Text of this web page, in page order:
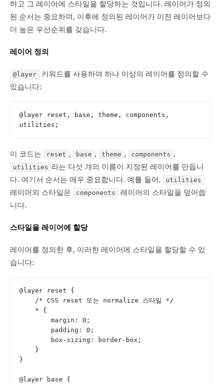
하고 그 레이어에 스타일을 할당하는 것입니다. 레이어가 정의
된 순서는 중요하며, 이후에 정의된 레이어가 이전 레이어보다
더 높은 우선순위를 갖습니다.
레이어 정의
@layer
키워드를 사용하여 하나 이상의 레이어를 정의할 수
있습니다:
@layer reset, base, theme, components,
utilities;
이 코드는 reset , base , theme , components ,
utilities 라는 다섯 개의 이름이 지정된 레이어를 만듭니
다. 여기서 순서는 매우 중요합니다. 예를 들어,
utilities
레이어의 스타일은 components
레이어의 스타일을 덮어씁
니다.
스타일을 레이어에 할당
레이어를 정의한 후, 이러한 레이어에 스타일을 할당할 수 있
습니다:
@layer reset {
    /* CSS reset 또는 normalize 스타일 */
    * {
        margin: 0;
        padding: 0;
        box-sizing: border-box;
    }
}
@layer base {